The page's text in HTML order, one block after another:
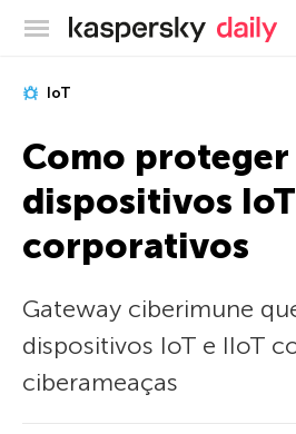
Blog
IoT
Como proteger
dispositivos IoT
corporativos
Gateway ciberimune
dispositivos IoT e IIoT
ciberameaças